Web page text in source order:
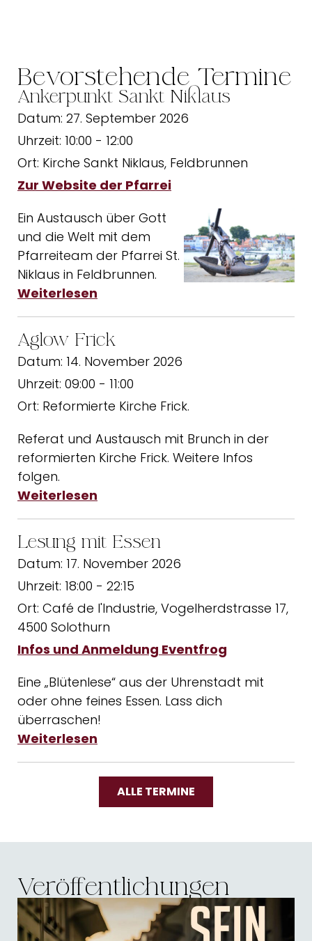
Bevorstehende Termine
Ankerpunkt Sankt Niklaus
Datum: 27. September 2026
Uhrzeit: 10:00 - 12:00
Ort: Kirche Sankt Niklaus, Feldbrunnen
Zur Website der Pfarrei
Ein Austausch über Gott
und die Welt mit dem
Pfarreiteam der Pfarrei St.
Niklaus in Feldbrunnen.
Weiterlesen
Aglow Frick
Datum: 14. November 2026
Uhrzeit: 09:00 - 11:00
Ort: Reformierte Kirche Frick.
Referat und Austausch mit Brunch in der
reformierten Kirche Frick. Weitere Infos
folgen.
Weiterlesen
Lesung mit Essen
Datum: 17. November 2026
Uhrzeit: 18:00 - 22:15
Ort: Café de l'Industrie, Vogelherdstrasse 17,
4500 Solothurn
Infos und Anmeldung Eventfrog
Eine „Blütenlese“ aus der Uhrenstadt mit
oder ohne feines Essen. Lass dich
überraschen!
Weiterlesen
ALLE TERMINE
Veröffentlichungen